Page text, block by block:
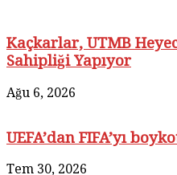
Kaçkarlar, UTMB
Sahipliği Yapıyor
Ağu 6, 2026
UEFA’dan FIFA’yı
Tem 30, 2026